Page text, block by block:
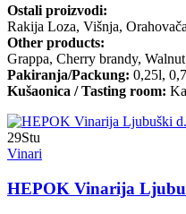
Ostali proizvodi:
Rakija Loza, Višnja,
Other products:
Grappa, Cherry brandy,
Pakiranja/Packung: 0,25l,
Kušaonica / Tasting room:
29Stu
Vinari
HEPOK Vinarija